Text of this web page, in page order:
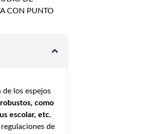
CON PUNTO
de los espejos
como
escolar, etc.
de